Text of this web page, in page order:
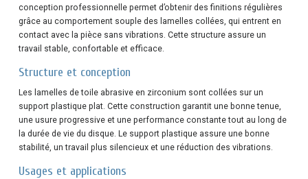
conception professionnelle permet d’obtenir des finitions régulières
grâce au comportement souple des lamelles collées, qui entrent en
contact avec la pièce sans vibrations. Cette structure assure un
travail stable, confortable et efficace.
Structure et conception
Les lamelles de toile abrasive en zirconium sont collées sur un
support plastique plat. Cette construction garantit une bonne tenue,
une usure progressive et une performance constante tout au long de
la durée de vie du disque. Le support plastique assure une bonne
stabilité, un travail plus silencieux et une réduction des vibrations.
Usages et applications